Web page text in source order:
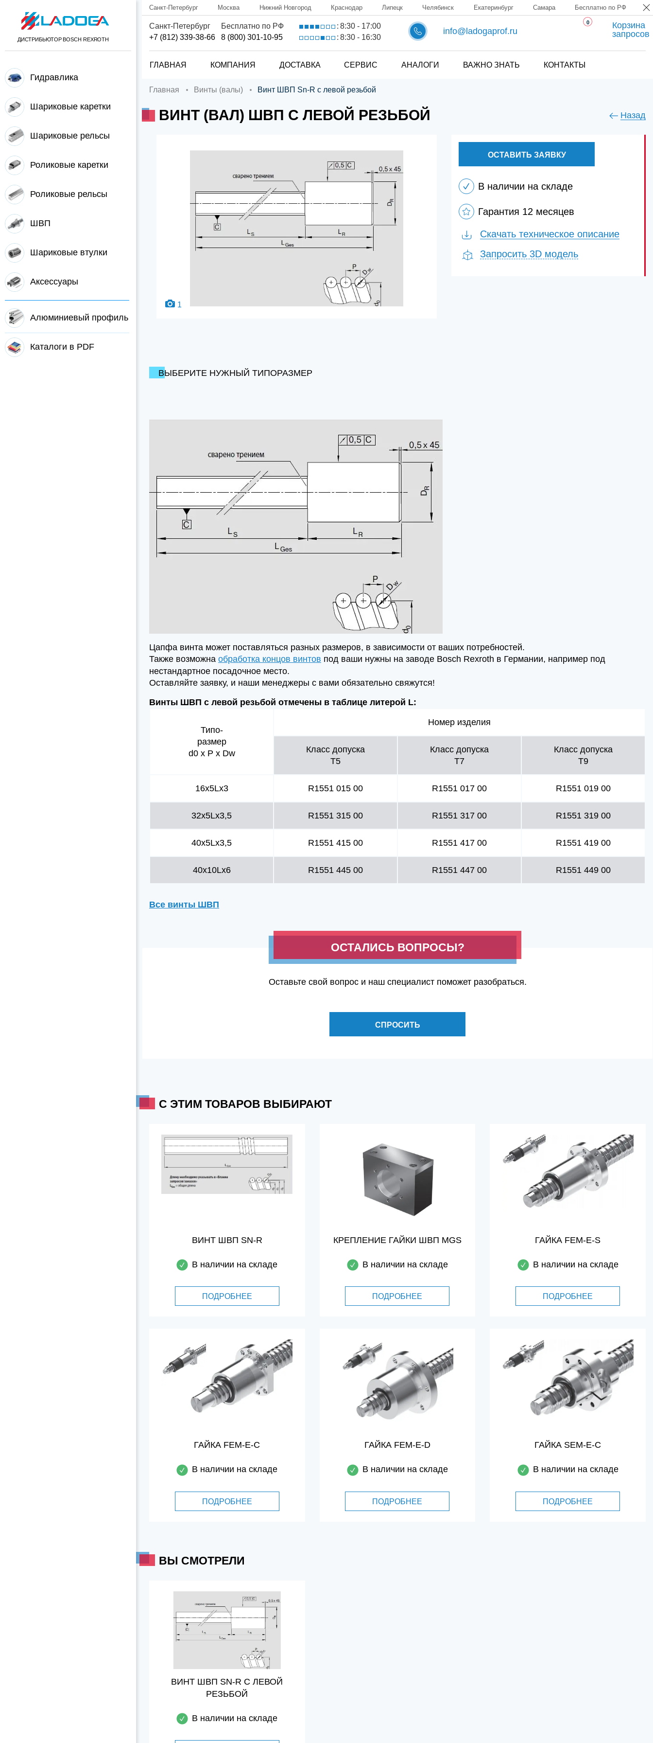
ДИСТРИБЬЮТОР BOSCH REXROTH
Гидравлика
Шариковые каретки
Шариковые рельсы
Роликовые каретки
Роликовые рельсы
ШВП
Шариковые втулки
Аксессуары
Алюминиевый профиль
Каталоги в PDF
Санкт-Петербург Москва Нижний Новгород Краснодар Липецк Челябинск Екатеринбург Самара Бесплатно по РФ
Санкт-Петербург
+7 (812) 339-38-66
Бесплатно по РФ
8 (800) 301-10-95
: 8:30 - 17:00
: 8:30 - 16:30
info@ladogaprof.ru
0
Корзина
запросов
ГЛАВНАЯ КОМПАНИЯ ДОСТАВКА СЕРВИС АНАЛОГИ ВАЖНО ЗНАТЬ КОНТАКТЫ
Главная Винты (валы) Винт ШВП Sn-R с левой резьбой
ВИНТ (ВАЛ) ШВП С ЛЕВОЙ РЕЗЬБОЙ Назад
1
ОСТАВИТЬ ЗАЯВКУ
В наличии на складе
Гарантия 12 месяцев
Скачать техническое описание
Запросить 3D модель
ВЫБЕРИТЕ НУЖНЫЙ ТИПОРАЗМЕР
Цапфа винта может поставляться разных размеров, в зависимости от ваших потребностей.
Также возможна обработка концов винтов под ваши нужны на заводе Bosch Rexroth в Германии, например под
нестандартное посадочное место.
Оставляйте заявку, и наши менеджеры с вами обязательно свяжутся!
Винты ШВП с левой резьбой отмечены в таблице литерой L:
Типо-
размер
d0 x P x Dw
Номер изделия
Класс допуска
T5
Класс допуска
T7
Класс допуска
T9
16x5Lx3 R1551 015 00 R1551 017 00 R1551 019 00
32x5Lx3,5 R1551 315 00 R1551 317 00 R1551 319 00
40x5Lx3,5 R1551 415 00 R1551 417 00 R1551 419 00
40x10Lx6 R1551 445 00 R1551 447 00 R1551 449 00
Все винты ШВП
ОСТАЛИСЬ ВОПРОСЫ?
Оставьте свой вопрос и наш специалист поможет разобраться.
СПРОСИТЬ
C ЭТИМ ТОВАРОВ ВЫБИРАЮТ
ВИНТ ШВП SN-R
В наличии на складе
ПОДРОБНЕЕ
КРЕПЛЕНИЕ ГАЙКИ ШВП MGS
В наличии на складе
ПОДРОБНЕЕ
ГАЙКА FEM-E-S
В наличии на складе
ПОДРОБНЕЕ
ГАЙКА FEM-E-C
В наличии на складе
ПОДРОБНЕЕ
ГАЙКА FEM-E-D
В наличии на складе
ПОДРОБНЕЕ
ГАЙКА SEM-E-C
В наличии на складе
ПОДРОБНЕЕ
ВЫ СМОТРЕЛИ
ВИНТ ШВП SN-R С ЛЕВОЙ
РЕЗЬБОЙ
В наличии на складе